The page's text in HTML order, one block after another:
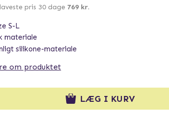
pris 30 dage 769 kr.
S-L
materiale
silikone-materiale
om produktet
LÆG I KURV